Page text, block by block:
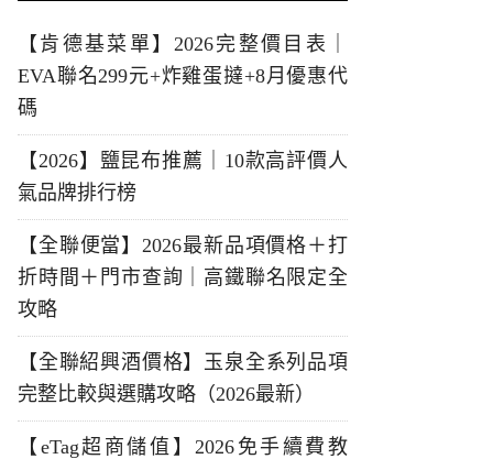
【肯德基菜單】2026完整價目表｜
EVA聯名299元+炸雞蛋撻+8月優惠代
碼
【2026】鹽昆布推薦｜10款高評價人
氣品牌排行榜
【全聯便當】2026最新品項價格＋打
折時間＋門市查詢｜高鐵聯名限定全
攻略
【全聯紹興酒價格】玉泉全系列品項
完整比較與選購攻略（2026最新）
【eTag超商儲值】2026免手續費教